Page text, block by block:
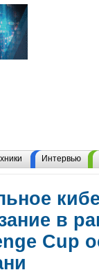
Интервью
в
Cup